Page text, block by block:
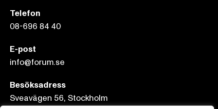
Telefon
08-696 84 40
E-post
info@forum.se
Besöksadress
Sveavägen 56, Stockholm